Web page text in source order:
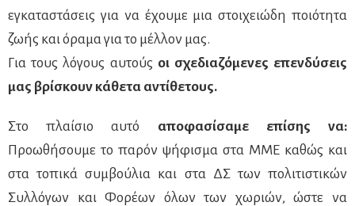
εγκαταστάσεις για να έχουμε μια στοιχειώδη ποιότητα
ζωής και όραμα για το μέλλον μας.
Για τους λόγους αυτούς οι σχεδιαζόμενες επενδύσεις
μας βρίσκουν κάθετα αντίθετους.
Στο πλαίσιο αυτό αποφασίσαμε επίσης να:
Προωθήσουμε το παρόν ψήφισμα στα ΜΜΕ καθώς και
στα τοπικά συμβούλια και στα ΔΣ των πολιτιστικών
Συλλόγων και Φορέων όλων των χωριών, ώστε να